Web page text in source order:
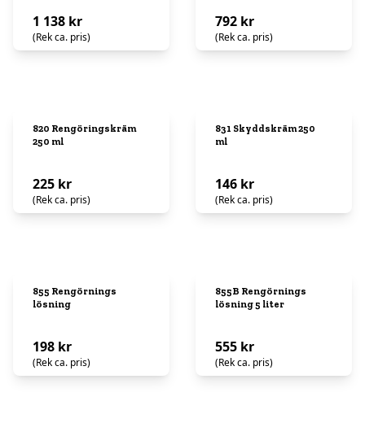
1 138 kr
(Rek ca. pris)
792 kr
(Rek ca. pris)
820 Rengöringskräm
250 ml
225 kr
(Rek ca. pris)
831 Skyddskräm 250
ml
146 kr
(Rek ca. pris)
855 Rengörnings
lösning
198 kr
(Rek ca. pris)
855B Rengörnings
lösning 5 liter
555 kr
(Rek ca. pris)